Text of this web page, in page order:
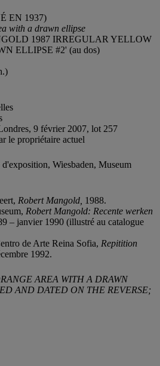
EN 1937)
with a drawn ellipse
1987 IRREGULAR YELLOW
ELLIPSE #2' (au dos)
9 février 2007, lot 257
le propriétaire actuel
d'exposition, Wiesbaden, Museum
Robert Mangold, 1988.
Robert Mangold: Recente werken
– janvier 1990 (illustré au catalogue
de Arte Reina Sofia, Repitition
1992.
AREA WITH A DRAWN
AND DATED ON THE REVERSE;